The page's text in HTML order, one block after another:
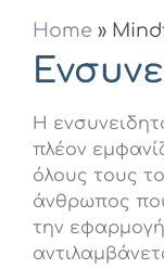
Home »
Η
πλέον
όλους τους
άνθρωπος
την